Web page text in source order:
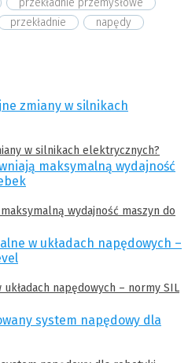
przekładnie przemysłowe
przekładnie napędy
w silnikach elektrycznych?
wydajność maszyn do
napędowych – normy SIL